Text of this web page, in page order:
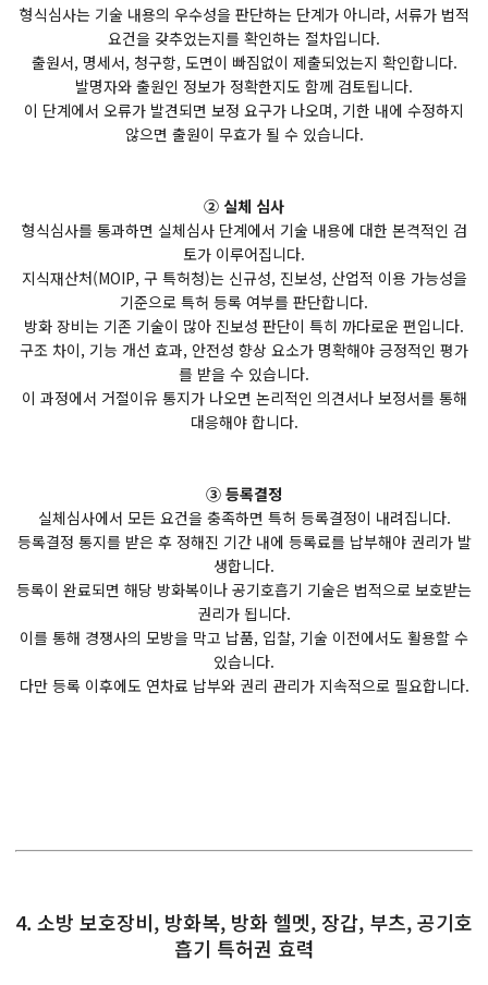
형식심사는 기술 내용의 우수성을 판단하는 단계가 아니라, 서류가 법적
요건을 갖추었는지를 확인하는 절차입니다.
출원서, 명세서, 청구항, 도면이 빠짐없이 제출되었는지 확인합니다.
발명자와 출원인 정보가 정확한지도 함께 검토됩니다.
이 단계에서 오류가 발견되면 보정 요구가 나오며, 기한 내에 수정하지
않으면 출원이 무효가 될 수 있습니다.
② 실체 심사
형식심사를 통과하면 실체심사 단계에서 기술 내용에 대한 본격적인 검
토가 이루어집니다.
지식재산처(MOIP, 구 특허청)는 신규성, 진보성, 산업적 이용 가능성을
기준으로 특허 등록 여부를 판단합니다.
방화 장비는 기존 기술이 많아 진보성 판단이 특히 까다로운 편입니다.
구조 차이, 기능 개선 효과, 안전성 향상 요소가 명확해야 긍정적인 평가
를 받을 수 있습니다.
이 과정에서 거절이유 통지가 나오면 논리적인 의견서나 보정서를 통해
대응해야 합니다.
③ 등록결정
실체심사에서 모든 요건을 충족하면 특허 등록결정이 내려집니다.
등록결정 통지를 받은 후 정해진 기간 내에 등록료를 납부해야 권리가 발
생합니다.
등록이 완료되면 해당 방화복이나 공기호흡기 기술은 법적으로 보호받는
권리가 됩니다.
이를 통해 경쟁사의 모방을 막고 납품, 입찰, 기술 이전에서도 활용할 수
있습니다.
다만 등록 이후에도 연차료 납부와 권리 관리가 지속적으로 필요합니다.
4. 소방 보호장비, 방화복, 방화 헬멧, 장갑, 부츠, 공기호
흡기 특허권 효력